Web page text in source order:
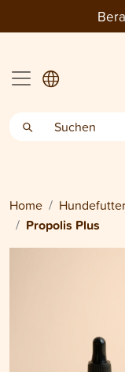
Home Hundefutter
Propolis Plus